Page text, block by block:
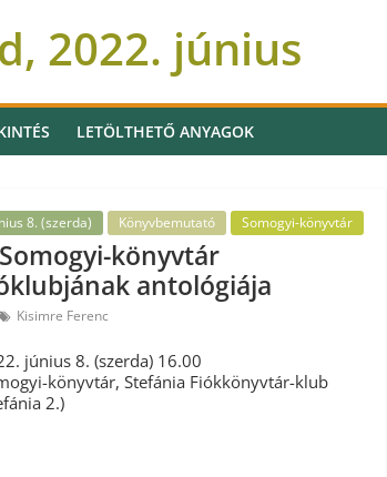
2022. június
LETÖLTHETŐ ANYAGOK
8. (szerda) Könyvbemutató Somogyi-könyvtár
könyvtár
antológiája
Kisimre Ferenc
június 8. (szerda) 16.00
könyvtár, Stefánia Fiókkönyvtár-klub
2.)